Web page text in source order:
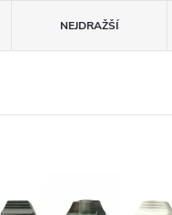
NEJDRAŽŠÍ